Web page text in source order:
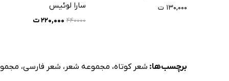
ناجی
صندوقچه
۱۳۰,۰۰۰ ت
سارا لوئیس
۴۴۰۰۰۰ ۲۲۰,۰۰۰ ت
برچسب‌ها: شعر کوتاه، مجموعه شعر ، شعر فارسی،